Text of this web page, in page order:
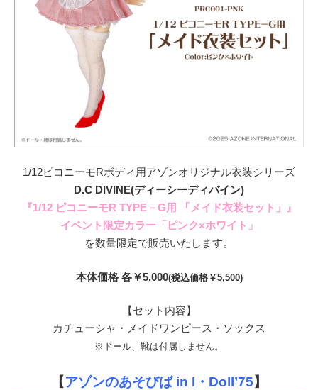
1/12ピコニーモRボディ用アゾンオリジナル衣装シリーズ
D.C DIVINE(ディーシーディバイン)
『1/12 ピコニーモR TYPE－G用 「メイド衣装セット」』
イベント限定カラー「ピンク×ホワイト」
を数量限定で販売いたします。
本体価格 各￥5,000(税込価格￥5,500)
【セット内容】
カチューシャ・メイドワンピース・ソックス
※ドール、靴は付属しません。
【アゾンのあそびば in I・Doll’75】